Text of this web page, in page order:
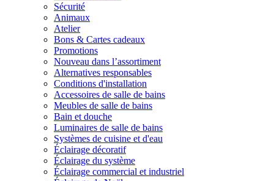
Sécurité
Animaux
Atelier
Bons & Cartes cadeaux
Promotions
Nouveau dans l’assortiment
Alternatives responsables
Conditions d'installation
Accessoires de salle de bains
Meubles de salle de bains
Bain et douche
Luminaires de salle de bains
Systèmes de cuisine et d'eau
Éclairage décoratif
Éclairage du système
Éclairage commercial et industriel